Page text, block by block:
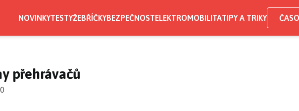
NOVINKYTESTYŽEBŘÍČKYBEZPEČNOSTELEKTROMOBILITATIPY A TRIKY
přehrávačů